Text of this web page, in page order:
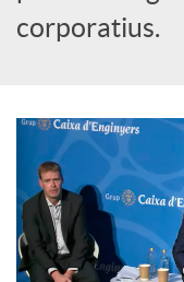
g
t
s
corporatius.